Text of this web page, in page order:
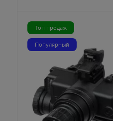
Топ продаж
Популярный